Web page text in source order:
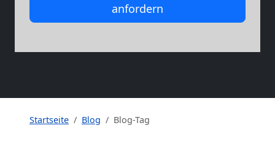
anfordern
Startseite Blog Blog-Tag